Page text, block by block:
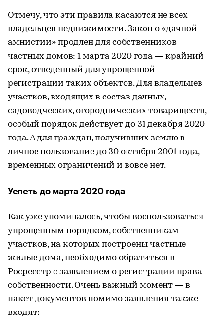
Отмечу, что эти правила касаются не всех
владельцев недвижимости. Закон о «дачной
амнистии» продлен для собственников
частных домов: 1 марта 2020 года — крайний
срок, отведенный для упрощенной
регистрации таких объектов. Для владельцев
участков, входящих в состав дачных,
садоводческих, огороднических товариществ,
особый порядок действует до 31 декабря 2020
года. А для граждан, получивших землю в
личное пользование до 30 октября 2001 года,
временных ограничений и вовсе нет.
Успеть до марта 2020 года
Как уже упоминалось, чтобы воспользоваться
упрощенным порядком, собственникам
участков, на которых построены частные
жилые дома, необходимо обратиться в
Росреестр с заявлением о регистрации права
собственности. Очень важный момент — в
пакет документов помимо заявления также
входят: